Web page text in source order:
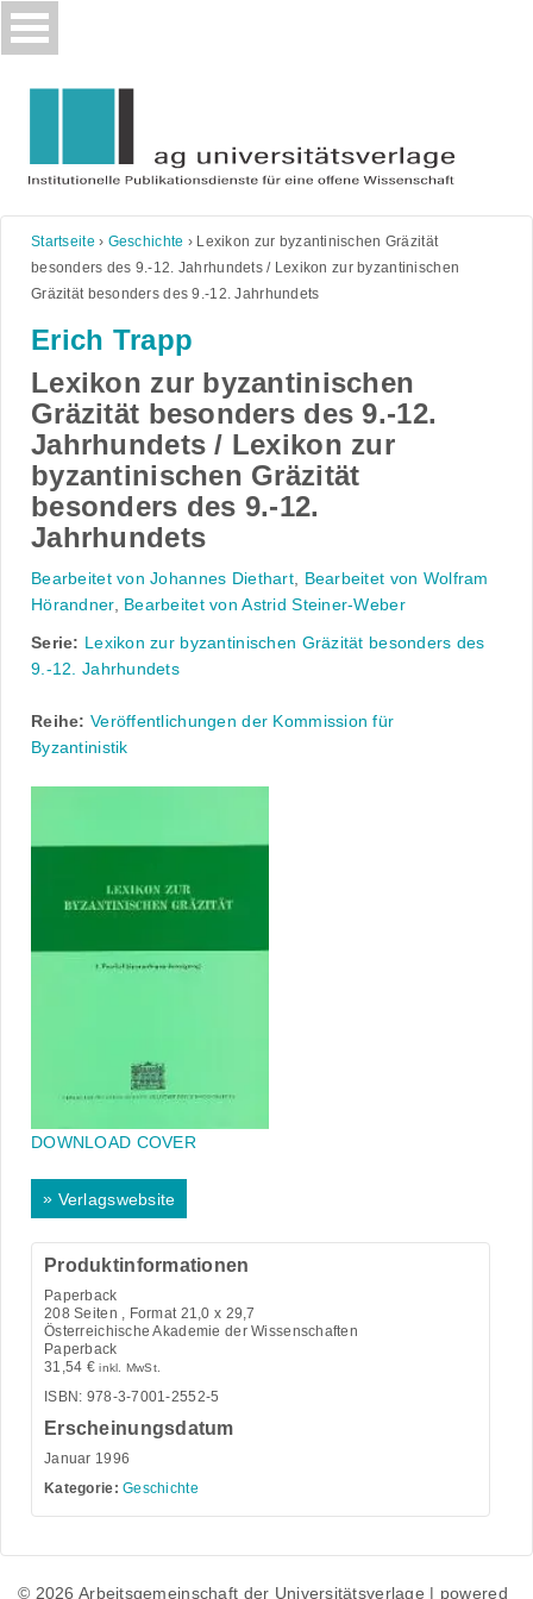
Skip
to
Startseite › Geschichte › Lexikon zur byzantinischen Gräzität
besonders des 9.-12. Jahrhundets / Lexikon zur byzantinischen
Gräzität besonders des 9.-12. Jahrhundets
Erich Trapp
Lexikon zur byzantinischen
Gräzität besonders des 9.-12.
Jahrhundets / Lexikon zur
byzantinischen Gräzität
besonders des 9.-12.
Jahrhundets
Bearbeitet von Johannes Diethart, Bearbeitet von Wolfram
Hörandner, Bearbeitet von Astrid Steiner-Weber
Serie: Lexikon zur byzantinischen Gräzität besonders des
9.-12. Jahrhundets
Reihe: Veröffentlichungen der Kommission für
Byzantinistik
DOWNLOAD COVER
» Verlagswebsite
Produktinformationen
Paperback
208 Seiten , Format 21,0 x 29,7
Österreichische Akademie der Wissenschaften
Paperback
31,54 € inkl. MwSt.
ISBN: 978-3-7001-2552-5
Erscheinungsdatum
Januar 1996
Kategorie: Geschichte
© 2026 Arbeitsgemeinschaft der Universitätsverlage | powered